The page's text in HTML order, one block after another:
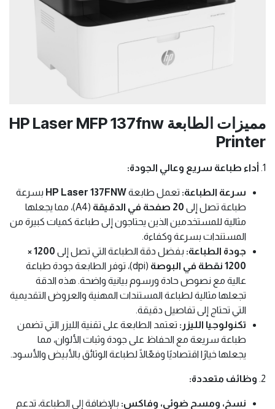
مميزات الطابعة HP Laser MFP 137fnw
Printer
1. أداء طباعة سريع وعالي الجودة:
سرعة الطباعة: تعمل طابعةHP Laser 137FNW بسرعة
طباعة تصل إلى 20 صفحة في الدقيقة
(A4)، مما يجعلها
مثالية للمستخدمين الذين يحتاجون إلى طباعة كميات كبيرة من
المستندات بسرعة وكفاءة.
جودة الطباعة: بفضل دقة الطباعة التي تصل إلى
1200 ×
1200 نقطة في البوصة
(dpi)، توفر الطابعة جودة طباعة
عالية مع نصوص حادة ورسوم بيانية واضحة. هذه الدقة
تجعلها مثالية لطباعة المستندات المهنية والعروض التقديمية
التي تحتاج إلى تفاصيل دقيقة.
تكنولوجيا الليزر: تعتمد الطابعة على تقنية الليزر التي تضمن
طباعة سريعة مع الحفاظ على جودة وثبات الألوان، مما
يجعلها خيارًا اقتصاديًا وفعّالًا لطباعة الوثائق بالأبيض والأسود.
2. وظائف متعددة:
نسخ، ومسح ضوئي، وفاكس: بالإضافة إلى الطباعة، تدعم